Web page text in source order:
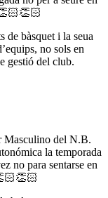
de bàsquet i la seua
no sols en
gestió del club.
Masculino del N.B.
la temporada
no para sentarse en